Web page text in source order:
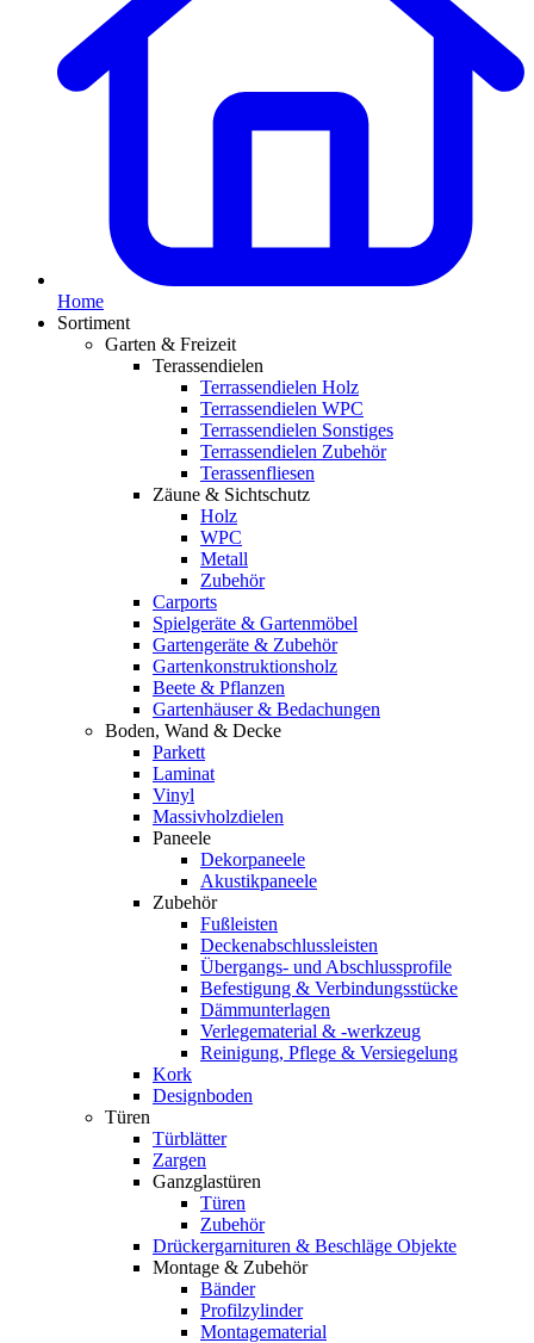
Home
Sortiment
Garten & Freizeit
Terassendielen
Terrassendielen Holz
Terrassendielen WPC
Terrassendielen Sonstiges
Terrassendielen Zubehör
Terassenfliesen
Zäune & Sichtschutz
Holz
WPC
Metall
Zubehör
Carports
Spielgeräte & Gartenmöbel
Gartengeräte & Zubehör
Gartenkonstruktionsholz
Beete & Pflanzen
Gartenhäuser & Bedachungen
Boden, Wand & Decke
Parkett
Laminat
Vinyl
Massivholzdielen
Paneele
Dekorpaneele
Akustikpaneele
Zubehör
Fußleisten
Deckenabschlussleisten
Übergangs- und Abschlussprofile
Befestigung & Verbindungsstücke
Dämmunterlagen
Verlegematerial & -werkzeug
Reinigung, Pflege & Versiegelung
Kork
Designboden
Türen
Türblätter
Zargen
Ganzglastüren
Türen
Zubehör
Drückergarnituren & Beschläge Objekte
Montage & Zubehör
Bänder
Profilzylinder
Montagematerial